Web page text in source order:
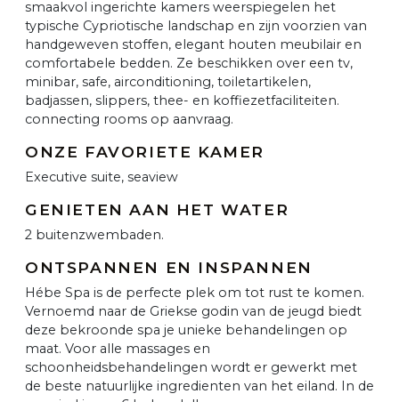
smaakvol ingerichte kamers weerspiegelen het
typische Cypriotische landschap en zijn voorzien van
handgeweven stoffen, elegant houten meubilair en
comfortabele bedden. Ze beschikken over een tv,
minibar, safe, airconditioning, toiletartikelen,
badjassen, slippers, thee- en koffiezetfaciliteiten.
connecting rooms op aanvraag.
ONZE FAVORIETE KAMER
Executive suite, seaview
GENIETEN AAN HET WATER
2 buitenzwembaden.
ONTSPANNEN EN INSPANNEN
Hébe Spa is de perfecte plek om tot rust te komen.
Vernoemd naar de Griekse godin van de jeugd biedt
deze bekroonde spa je unieke behandelingen op
maat. Voor alle massages en
schoonheidsbehandelingen wordt er gewerkt met
de beste natuurlijke ingredienten van het eiland. In de